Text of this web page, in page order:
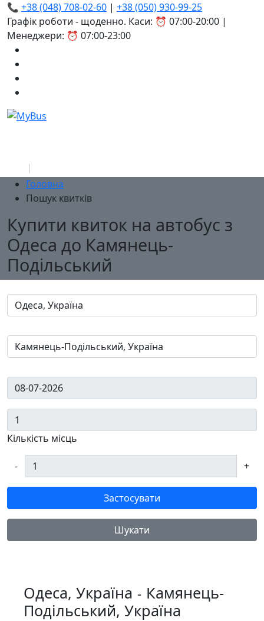
📞 +38 (048) 708-02-60 | +38 (050) 930-99-25
Графік роботи - щоденно. Каси: ⏰ 07:00-20:00 |
Менеджери: ⏰ 07:00-23:00
Головна
Пошук квитків
Купити квиток на автобус з
Одеса до Камянець-
Подільський
Кількість місць
- +
Застосувати
Шукати
Одеса, Україна - Камянець-
Подільський, Україна